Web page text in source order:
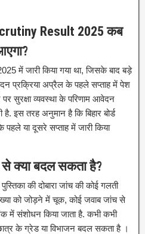
Result 2025 कब
2025 में जारी किया गया था, जिसके बाद बड़े
प्रक्रिया अप्रैल के पहले सप्ताह में पेश
सुरक्षा व्यवस्था के परिणाम आवेदन
इस तरह अनुमान है कि बिहार बोर्ड
या दूसरे सप्ताह में जारी किया
क्या बदल सकता है?
की दोबारा जांच की कोई गलती
को जोड़ने में चूक, कोई जवाब जांच से
में संशोधन किया जाता है. कभी कभी
के ग्रेड या विभाजन बदल सकता है ।